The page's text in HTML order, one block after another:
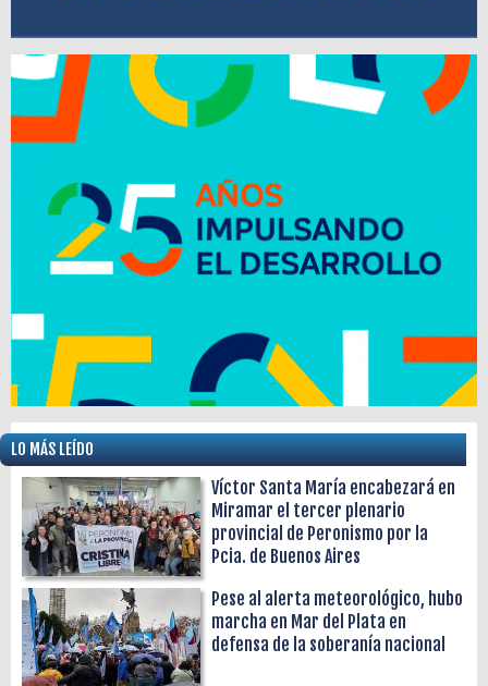
LO MÁS LEÍDO
Víctor Santa María encabezará en
Miramar el tercer plenario
provincial de Peronismo por la
Pcia. de Buenos Aires
Pese al alerta meteorológico, hubo
marcha en Mar del Plata en
defensa de la soberanía nacional